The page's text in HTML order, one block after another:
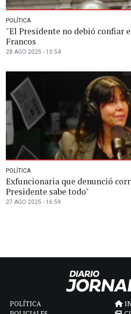
POLÍTICA
"El Presidente no debió confiar
Francos
28 AGO 2025 - 10:54
POLÍTICA
Exfuncionaria que denunció
Presidente sabe todo"
27 AGO 2025 - 16:59
POLÍTICA